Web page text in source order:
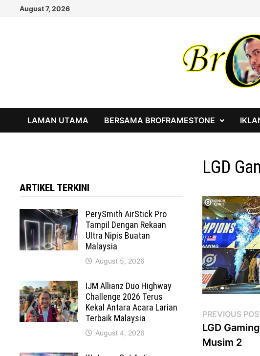
August 7, 2026
LAMAN UTAMA BERSAMA BROFRAMESTONE
LGD
Post
PREVIOUS
LGD
Musim 2
ARTIKEL TERKINI
PerySmith AirStick Pro
Tampil Dengan Rekaan
Ultra Nipis Buatan
Malaysia
August 5, 2026
IJM Allianz Duo Highway
Challenge 2026 Terus
Kekal Antara Acara Larian
Terbaik Malaysia
August 4, 2026